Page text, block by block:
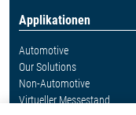
Applikationen
Automotive
Our Solutions
Non-Automotive
Virtueller Messestand